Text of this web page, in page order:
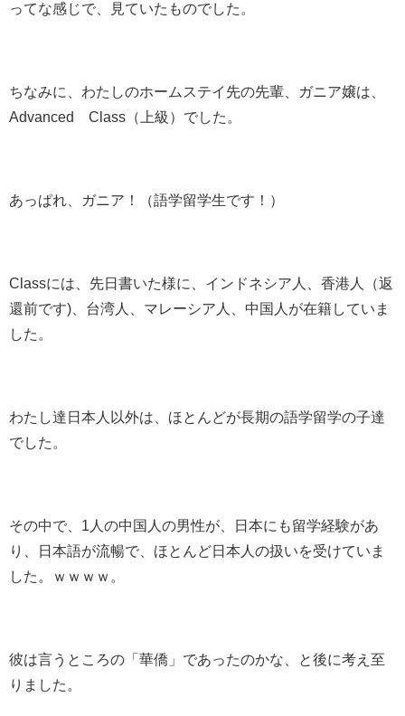
ってな感じで、見ていたものでした。
ちなみに、わたしのホームステイ先の先輩、ガニア嬢は、
Advanced Class（上級）でした。
あっぱれ、ガニア！（語学留学生です！）
Classには、先日書いた様に、インドネシア人、香港人（返
還前です)、台湾人、マレーシア人、中国人が在籍していま
した。
わたし達日本人以外は、ほとんどが長期の語学留学の子達
でした。
その中で、1人の中国人の男性が、日本にも留学経験があ
り、日本語が流暢で、ほとんど日本人の扱いを受けていま
した。ｗｗｗｗ。
彼は言うところの「華僑」であったのかな、と後に考え至
りました。